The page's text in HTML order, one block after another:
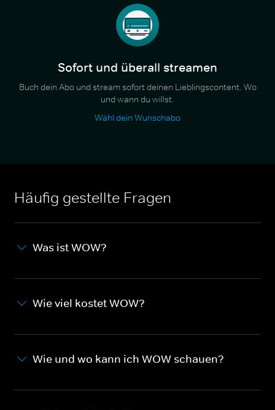
Sofort und überall streamen
Buch dein Abo und stream sofort deinen Lieblingscontent. Wo
und wann du willst.
Wähl dein Wunschabo
Häufig gestellte Fragen
Was ist WOW?
Wie viel kostet WOW?
Wie und wo kann ich WOW schauen?